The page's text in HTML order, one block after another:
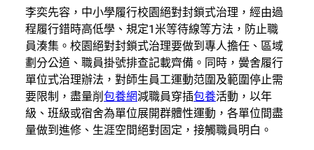
李奕先容，中小學履行校園絕對封鎖式治理，經由過
程履行錯時高低學、規定1米等待線等方法，防止職
員湊集。校園絕對封鎖式治理要做到專人擔任、區域
劃分公道、職員掛號排查記載齊備。同時，黌舍履行
單位式治理辦法，對師生員工運動范圍及範圍停止需
要限制，盡量削 包養網減職員穿插包養活動，以年
級、班級或宿舍為單位展開群體性運動，各單位間盡
量做到進修、生涯空間絕對固定，接觸職員明白。